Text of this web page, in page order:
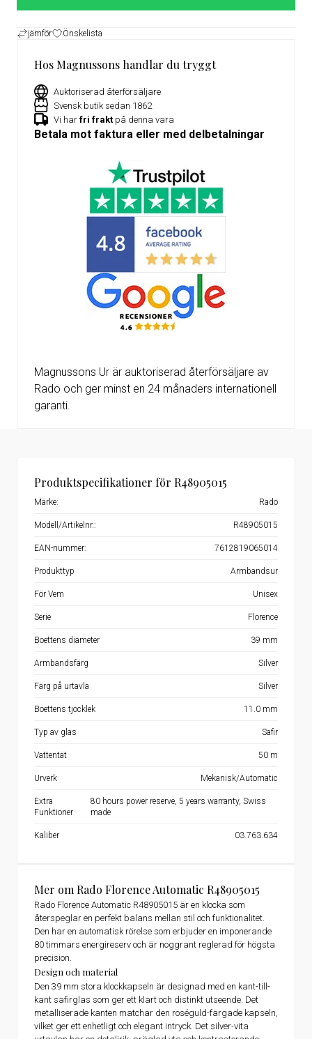
jämför Önskelista
Hos Magnussons handlar du tryggt
Auktoriserad återförsäljare
Svensk butik sedan 1862
Vi har fri frakt på denna vara
Betala mot faktura eller med delbetalningar
Magnussons Ur är auktoriserad återförsäljare av
Rado och ger minst en 24 månaders internationell
garanti.
Mer om Rado Florence Automatic R48905015
Rado Florence Automatic R48905015 är en klocka som
återspeglar en perfekt balans mellan stil och funktionalitet.
Den har en automatisk rörelse som erbjuder en imponerande
80 timmars energireserv och är noggrant reglerad för högsta
precision.
Design och material
Den 39 mm stora klockkapseln är designad med en kant-till-
kant safirglas som ger ett klart och distinkt utseende. Det
metalliserade kanten matchar den roséguld-färgade kapseln,
vilket ger ett enhetligt och elegant intryck. Det silver-vita
Produktspecifikationer för R48905015
Märke: Rado
Modell/Artikelnr.: R48905015
EAN-nummer: 7612819065014
Produkttyp Armbandsur
För Vem Unisex
Serie Florence
Boettens diameter 39 mm
Armbandsfärg Silver
Färg på urtavla Silver
Boettens tjocklek 11.0 mm
Typ av glas Safir
Vattentät 50 m
Urverk Mekanisk/Automatic
Extra
Funktioner
80 hours power reserve, 5 years warranty, Swiss
made
Kaliber 03.763.634